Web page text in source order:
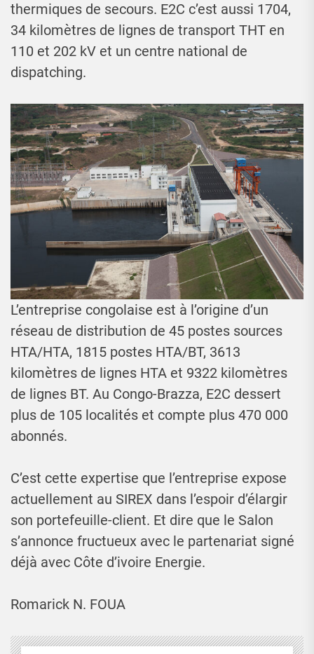
thermiques de secours. E2C c’est aussi 1704,
34 kilomètres de lignes de transport THT en
110 et 202 kV et un centre national de
dispatching.
L’entreprise congolaise est à l’origine d’un
réseau de distribution de 45 postes sources
HTA/HTA, 1815 postes HTA/BT, 3613
kilomètres de lignes HTA et 9322 kilomètres
de lignes BT. Au Congo-Brazza, E2C dessert
plus de 105 localités et compte plus 470 000
abonnés.
C’est cette expertise que l’entreprise expose
actuellement au SIREX dans l’espoir d’élargir
son portefeuille-client. Et dire que le Salon
s’annonce fructueux avec le partenariat signé
déjà avec Côte d’ivoire Energie.
Romarick N. FOUA